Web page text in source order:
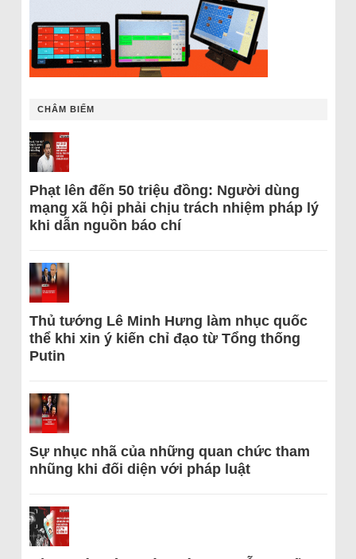
CHÂM BIẾM
Phạt lên đến 50 triệu đồng: Người dùng
mạng xã hội phải chịu trách nhiệm pháp lý
khi dẫn nguồn báo chí
Thủ tướng Lê Minh Hưng làm nhục quốc
thể khi xin ý kiến chỉ đạo từ Tổng thống
Putin
Sự nhục nhã của những quan chức tham
nhũng khi đối diện với pháp luật